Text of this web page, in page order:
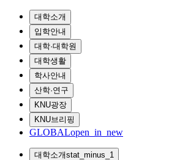
대학소개
입학안내
대학·대학원
대학생활
학사안내
산학·연구
KNU광장
KNU브리핑
GLOBALopen_in_new
대학소개stat_minus_1